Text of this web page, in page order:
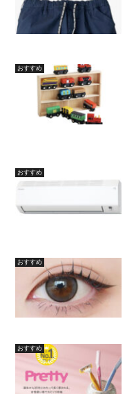
おすすめ
おすすめ
おすすめ
おすすめ